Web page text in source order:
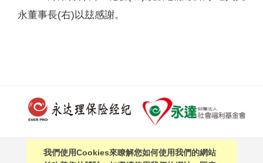
永董事長(右)以玆感謝。
PAGE TOP
我們使用Cookies來瞭解您如何使用我們的網站